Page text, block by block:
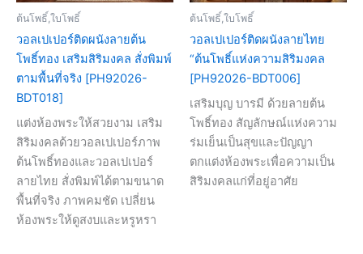
ต้นโพธิ์,ใบโพธิ์
วอลเปเปอร์ติดผนังลายต้น
โพธิ์ทอง เสริมสิริมงคล สั่งพิมพ์
ตามพื้นที่จริง [PH92026-
BDT018]
แต่งห้องพระให้สวยงาม เสริม
สิริมงคลด้วยวอลเปเปอร์ภาพ
ต้นโพธิ์ทองและวอลเปเปอร์
ลายไทย สั่งพิมพ์ได้ตามขนาด
พื้นที่จริง ภาพคมชัด เปลี่ยน
ห้องพระให้ดูสงบและหรูหรา
ต้นโพธิ์,ใบโพธิ์
วอลเปเปอร์ติดผนังลายไทย
“ต้นโพธิ์แห่งความสิริมงคล
[PH92026-BDT006]
เสริมบุญ บารมี ด้วยลายต้น
โพธิ์ทอง สัญลักษณ์แห่งความ
ร่มเย็นเป็นสุขและปัญญา
ตกแต่งห้องพระเพื่อความเป็น
สิริมงคลแก่ที่อยู่อาศัย